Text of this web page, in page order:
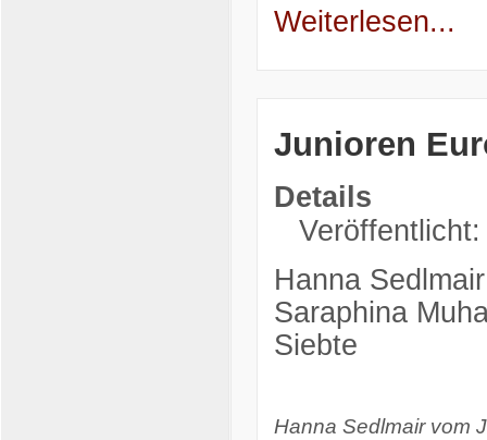
Weiterlesen...
Junioren
Details
Hanna
Saraphina
Siebte
Hanna Sedlmair